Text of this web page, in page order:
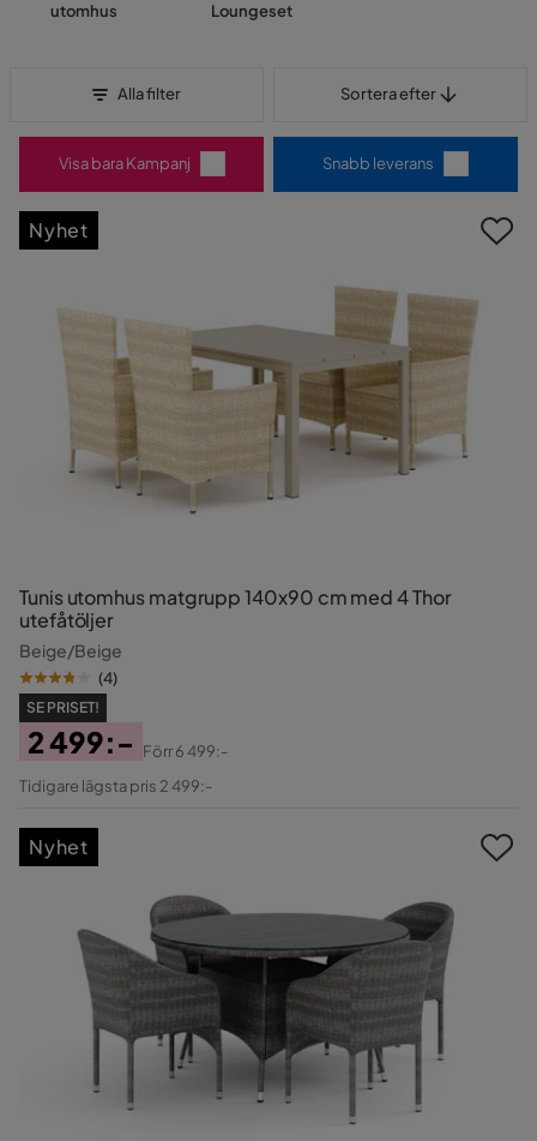
utomhus
Loungeset
Alla filter Sortera efter
Visa bara Kampanj Snabb leverans
Tunis utomhus matgrupp 140x90 cm med 4 Thor
utefåtöljer
Beige/Beige
(4)
SE PRISET!
Pris
2 499:-
Original
Förr6 499:-
Tidigare lägsta pris 2 499:-
Nyhet
Nyhet